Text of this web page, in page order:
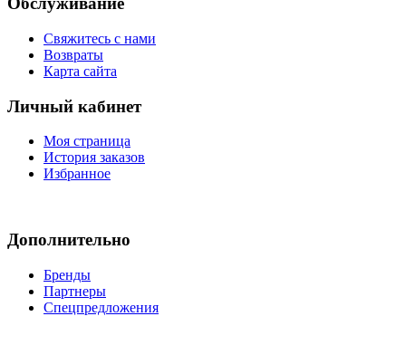
Свяжитесь с нами
Возвраты
Карта сайта
Личный кабинет
Моя страница
История заказов
Избранное
Дополнительно
Бренды
Партнеры
Спецпредложения